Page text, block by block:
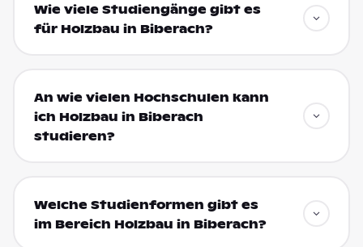
Wie viele Studiengänge gibt es
für Holzbau in Biberach?
An wie vielen Hochschulen kann
ich Holzbau in Biberach
studieren?
Welche Studienformen gibt es
im Bereich Holzbau in Biberach?